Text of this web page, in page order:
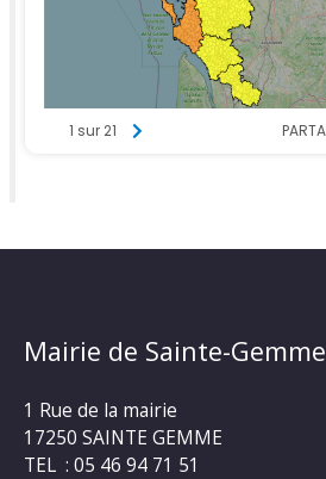
Mairie de Sainte-Gemme
1 Rue de la mairie
17250 SAINTE GEMME
TEL : 05 46 94 71 51